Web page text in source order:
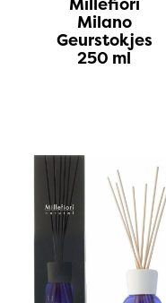
Milano
Geurstokjes
250 ml